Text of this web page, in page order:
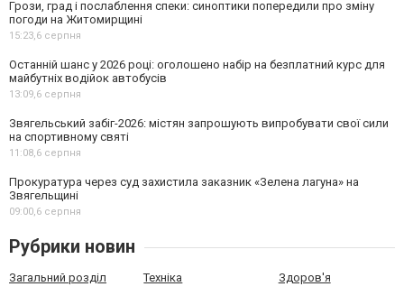
Грози, град і послаблення спеки: синоптики попередили про зміну
погоди на Житомирщині
15:23, 6 серпня
Останній шанс у 2026 році: оголошено набір на безплатний курс для
майбутніх водійок автобусів
13:09, 6 серпня
Звягельський забіг-2026: містян запрошують випробувати свої сили
на спортивному святі
11:08, 6 серпня
Прокуратура через суд захистила заказник «Зелена лагуна» на
Звягельщині
09:00, 6 серпня
Рубрики новин
Загальний розділ Техніка Здоров'я